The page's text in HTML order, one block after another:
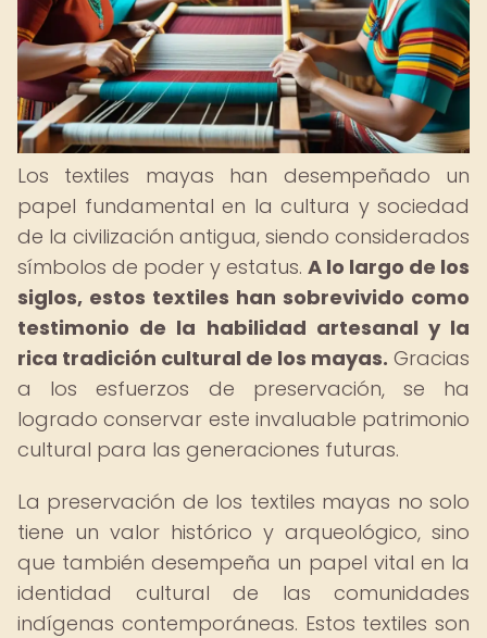
Los textiles mayas han desempeñado un
papel fundamental en la cultura y sociedad
de la civilización antigua, siendo considerados
símbolos de poder y estatus. A lo largo de los
siglos, estos textiles han sobrevivido como
testimonio de la habilidad artesanal y la
rica tradición cultural de los mayas. Gracias
a los esfuerzos de preservación, se ha
logrado conservar este invaluable patrimonio
cultural para las generaciones futuras.
La preservación de los textiles mayas no solo
tiene un valor histórico y arqueológico, sino
que también desempeña un papel vital en la
identidad cultural de las comunidades
indígenas contemporáneas. Estos textiles son